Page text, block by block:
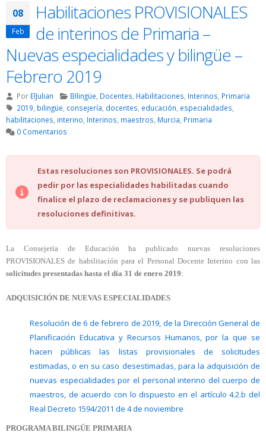
08
Feb
Habilitaciones PROVISIONALES
de interinos de Primaria –
Nuevas especialidades y bilingüe –
Febrero 2019
Por ElJulian BIlingüe Docentes Habilitaciones Interinos Primaria
2019 bilingüe consejería docentes educación especialidades
habilitaciones, interino, Interinos, maestros, Murcia, Primaria
0 Comentarios
Estas resoluciones son PROVISIONALES. Se podrá
pedir por las especialidades habilitadas cuando
finalice el plazo de reclamaciones y se publiquen las
resoluciones definitivas.
La Consejería de Educación ha publicado nuevas resoluciones
PROVISIONALES de habilitación para el Personal Docente Interino con las
solicitudes presentadas hasta el día 31 de enero 2019:
ADQUISICIÓN DE NUEVAS ESPECIALIDADES
Resolución de 6 de febrero de 2019, de la Dirección General de
Planificación Educativa y Recursos Humanos, por la que se
hacen públicas las listas provisionales de solicitudes
estimadas, o en su caso desestimadas, para la adquisición de
nuevas especialidades por el personal interino del cuerpo de
maestros, de acuerdo con lo dispuesto en el artículo 4.2.b del
Real Decreto 1594/2011 de 4 de noviembre
PROGRAMA BILINGÜE PRIMARIA